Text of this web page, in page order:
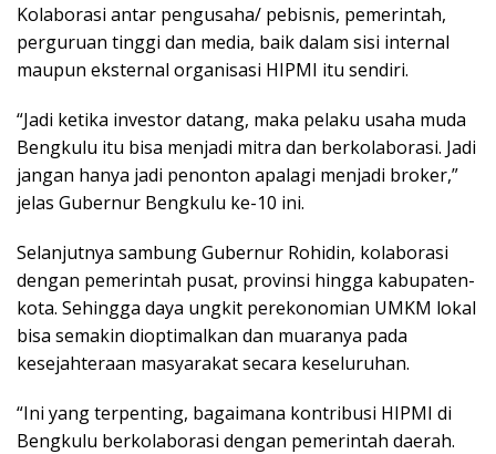
Kolaborasi antar pengusaha/ pebisnis, pemerintah,
perguruan tinggi dan media, baik dalam sisi internal
maupun eksternal organisasi HIPMI itu sendiri.
“Jadi ketika investor datang, maka pelaku usaha muda
Bengkulu itu bisa menjadi mitra dan berkolaborasi. Jadi
jangan hanya jadi penonton apalagi menjadi broker,”
jelas Gubernur Bengkulu ke-10 ini.
Selanjutnya sambung Gubernur Rohidin, kolaborasi
dengan pemerintah pusat, provinsi hingga kabupaten-
kota. Sehingga daya ungkit perekonomian UMKM lokal
bisa semakin dioptimalkan dan muaranya pada
kesejahteraan masyarakat secara keseluruhan.
“Ini yang terpenting, bagaimana kontribusi HIPMI di
Bengkulu berkolaborasi dengan pemerintah daerah.